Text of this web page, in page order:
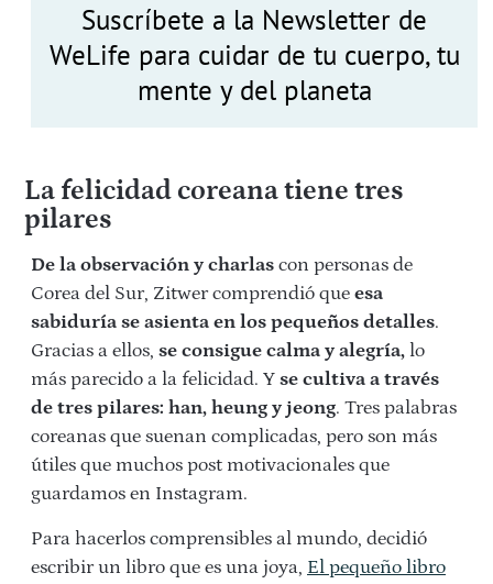
Suscríbete a la Newsletter de
WeLife para cuidar de tu cuerpo, tu
mente y del planeta
La felicidad coreana tiene tres
pilares
De la observación y charlas con personas de
Corea del Sur, Zitwer comprendió que esa
sabiduría se asienta en los pequeños detalles.
Gracias a ellos, se consigue calma y alegría, lo
más parecido a la felicidad. Y se cultiva a través
de tres pilares: han, heung y jeong. Tres palabras
coreanas que suenan complicadas, pero son más
útiles que muchos post motivacionales que
guardamos en Instagram.
Para hacerlos comprensibles al mundo, decidió
escribir un libro que es una joya, El pequeño libro